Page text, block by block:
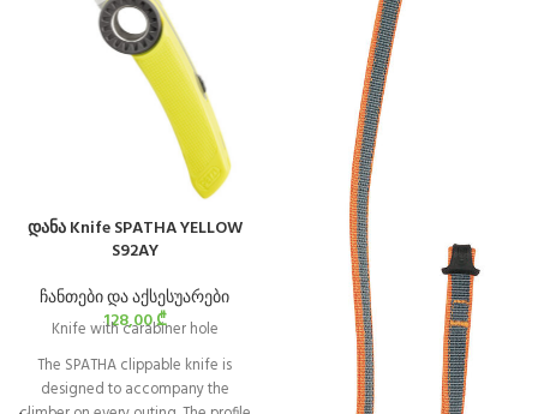
დანა Knife SPATHA YELLOW
S92AY
ჩანთები და აქსესუარები
128,00₾
Knife with carabiner hole
The SPATHA clippable knife is
designed to accompany the